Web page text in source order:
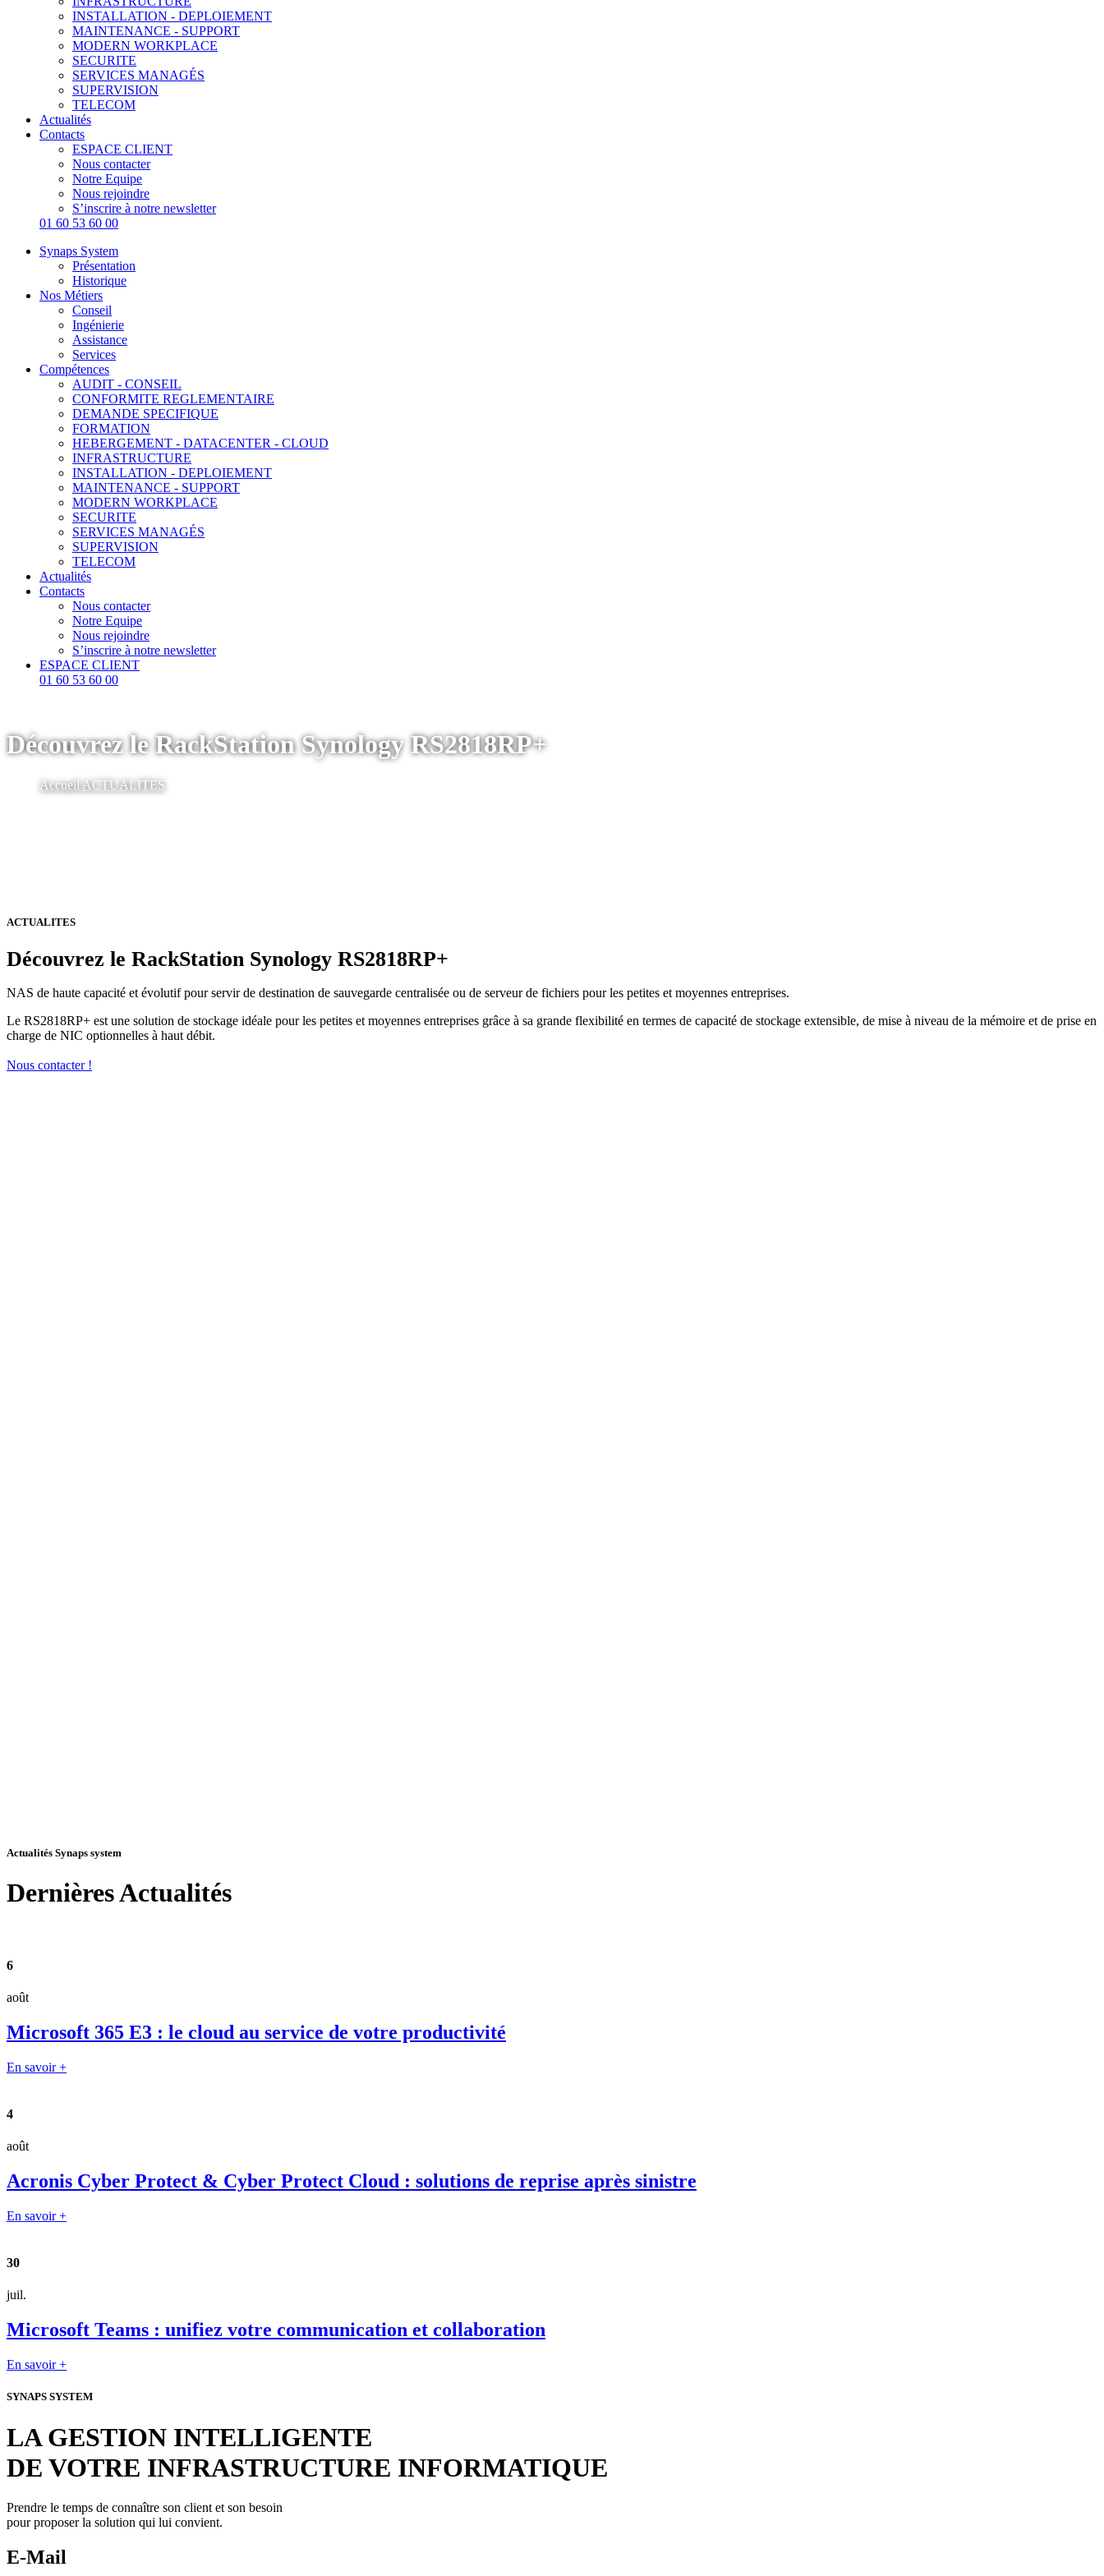
INSTALLATION - DEPLOIEMENT
MAINTENANCE - SUPPORT
MODERN WORKPLACE
SECURITE
SERVICES MANAGÉS
SUPERVISION
TELECOM
Actualités
Contacts
ESPACE CLIENT
Nous contacter
Notre Equipe
Nous rejoindre
S’inscrire à notre newsletter
01 60 53 60 00
Synaps System
Présentation
Historique
Nos Métiers
Conseil
Ingénierie
Assistance
Services
Compétences
AUDIT - CONSEIL
CONFORMITE REGLEMENTAIRE
DEMANDE SPECIFIQUE
FORMATION
HEBERGEMENT - DATACENTER - CLOUD
INFRASTRUCTURE
INSTALLATION - DEPLOIEMENT
MAINTENANCE - SUPPORT
MODERN WORKPLACE
SECURITE
SERVICES MANAGÉS
SUPERVISION
TELECOM
Actualités
Contacts
Nous contacter
Notre Equipe
Nous rejoindre
S’inscrire à notre newsletter
ESPACE CLIENT
01 60 53 60 00
Découvrez le RackStation Synology RS2818RP+
AccueilACTUALITES
ACTUALITES
Découvrez le RackStation Synology RS2818RP+
NAS de haute capacité et évolutif pour servir de destination de sauvegarde centralisée ou de serveur de fichiers pour les petites et moyennes entreprises.
Le RS2818RP+ est une solution de stockage idéale pour les petites et moyennes entreprises grâce à sa grande flexibilité en termes de capacité de stockage extensible, de mise à niveau de la mémoire et de prise en
charge de NIC optionnelles à haut débit.
Nous contacter !
Actualités Synaps system
DernièresActualités
6
août
Microsoft 365 E3 : le cloud au service de votre productivité
En savoir +
4
août
Acronis Cyber Protect & Cyber Protect Cloud : solutions de reprise après sinistre
En savoir +
30
juil.
Microsoft Teams : unifiez votre communication et collaboration
En savoir +
SYNAPS SYSTEM
LA GESTION INTELLIGENTE
DE VOTRE INFRASTRUCTURE INFORMATIQUE
Prendre le temps de connaître son client et son besoin
pour proposer la solution qui lui convient.
E-Mail